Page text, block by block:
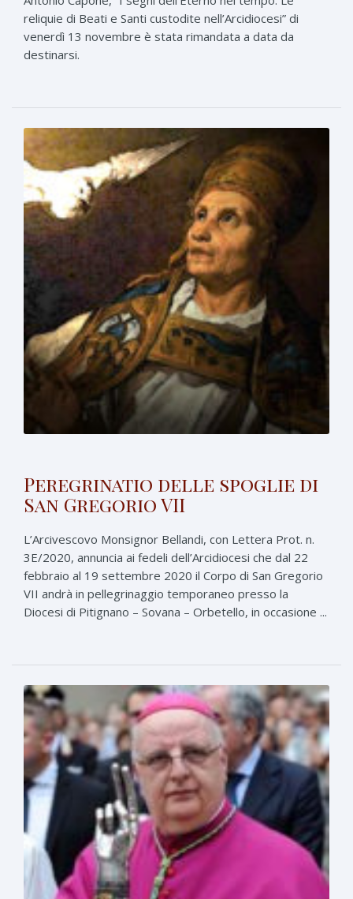
reliquie di Beati e Santi custodite nell’Arcidiocesi” di
venerdì 13 novembre è stata rimandata a data da
destinarsi.
Peregrinatio delle spoglie di
San Gregorio VII
L’Arcivescovo Monsignor Bellandi, con Lettera Prot. n.
3E/2020, annuncia ai fedeli dell’Arcidiocesi che dal 22
febbraio al 19 settembre 2020 il Corpo di San Gregorio
VII andrà in pellegrinaggio temporaneo presso la
Diocesi di Pitignano – Sovana – Orbetello, in occasione ...